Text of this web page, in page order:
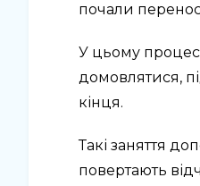
почали
У цьому
домовлятися,
кінця.
Такі заняття
повертають